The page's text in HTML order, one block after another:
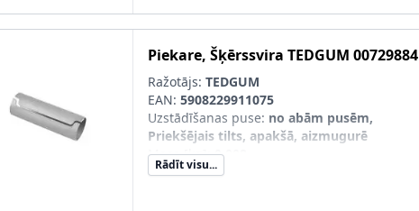
Piekare, Šķērssvira TEDGUM 00729884
Ražotājs: TEDGUM
EAN: 5908229911075
Uzstādīšanas puse: no abām pusēm,
Priekšējais tilts, apakšā, aizmugurē
Masa [kg]:0,008
nepieciešamais daudzums
Rādīt visu...